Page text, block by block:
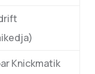
Knickmatik